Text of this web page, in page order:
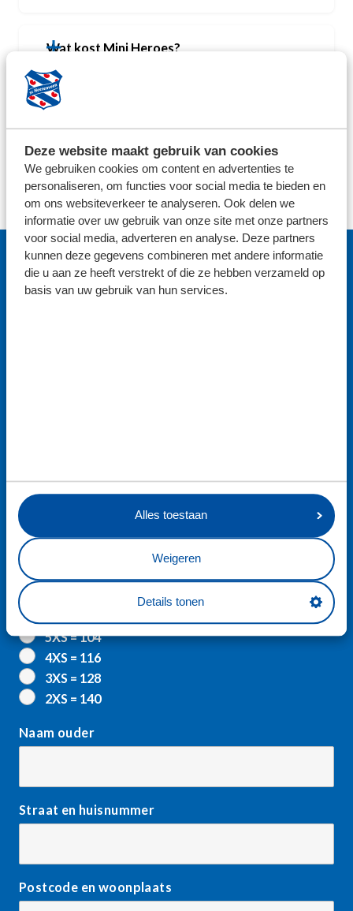
Deze website maakt gebruik van cookies
We gebruiken cookies om content en advertenties te
personaliseren, om functies voor social media te bieden en
om ons websiteverkeer te analyseren. Ook delen we
informatie over uw gebruik van onze site met onze partners
voor social media, adverteren en analyse. Deze partners
kunnen deze gegevens combineren met andere informatie
die u aan ze heeft verstrekt of die ze hebben verzameld op
basis van uw gebruik van hun services.
Alles toestaan
Weigeren
Details tonen
Wat kost Mini Heroes?
Wanneer is Mini Heroes?
Waar meld ik me aan voor de Mini Heroes?
MELD JE HIER AAN!
Voornaam
Meisje
X
Geboortedatum
Kledingmaat
5XS = 104
4XS = 116
3XS = 128
2XS = 140
Naam ouder
Straat en huisnummer
Postcode en woonplaats